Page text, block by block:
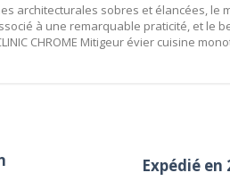
architecturales sobres et élancées,
à une remarquable praticité, et le
CHROME Mitigeur évier cuisine
Expédié en